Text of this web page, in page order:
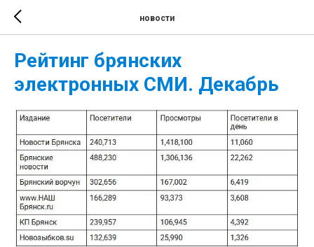
новости
Рейтинг брянских
электронных СМИ. Декабрь